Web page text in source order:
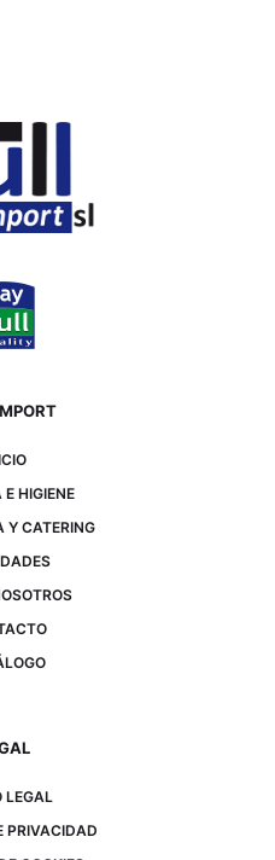
HIGIENE
Y CATERING
LEGAL
PRIVACIDAD